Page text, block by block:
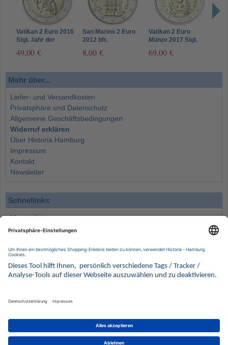
Vatikan 2 Euro 2016
Stgl. Jahr der
Folder
49,00 €
San Marino 2 Euro
2012 bfr.
8,00 €
Vatikan 2 Euro
Münze 2017 Stgl.
Franziskus
69,00 €
Mehr über...
Liefer- und Versandkosten
Privatsphäre und Datenschutz
Allgemeine Geschäftsbedingungen
Widerruf erklären
Über Historia Hamburg
Impressum
Kontakt
Newsletter
Schnellinks
Monatsliste
Angebote
Wissenswertes
Kontakt
Wir behalten uns vor, für ausgewählte Münzen die Differenzbesteuerung gemäß § 25a UStG
anzuwenden.